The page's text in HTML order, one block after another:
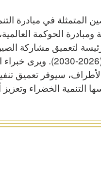
المتمثلة في مبادرة
ومبادرة الحوكمة
رئيسة لتعميق مشاركة
الخمسية الـ15
سيوفر تعميق
التنمية الخضراء